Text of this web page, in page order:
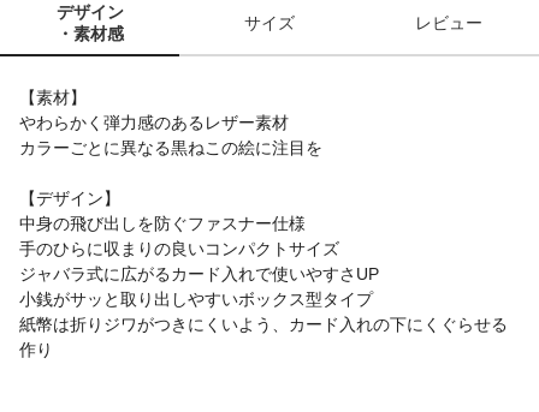
デザイン
・素材感
サイズ レビュー
【素材】
やわらかく弾力感のあるレザー素材
カラーごとに異なる黒ねこの絵に注目を
【デザイン】
中身の飛び出しを防ぐファスナー仕様
手のひらに収まりの良いコンパクトサイズ
ジャバラ式に広がるカード入れで使いやすさUP
小銭がサッと取り出しやすいボックス型タイプ
紙幣は折りジワがつきにくいよう、カード入れの下にくぐらせる
作り